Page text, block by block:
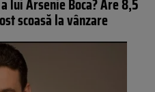
scoasă la vânzare